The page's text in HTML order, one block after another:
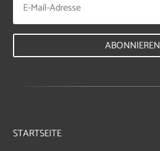
ABONNIEREN
STARTSEITE